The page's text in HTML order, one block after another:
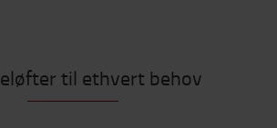
til ethvert behov